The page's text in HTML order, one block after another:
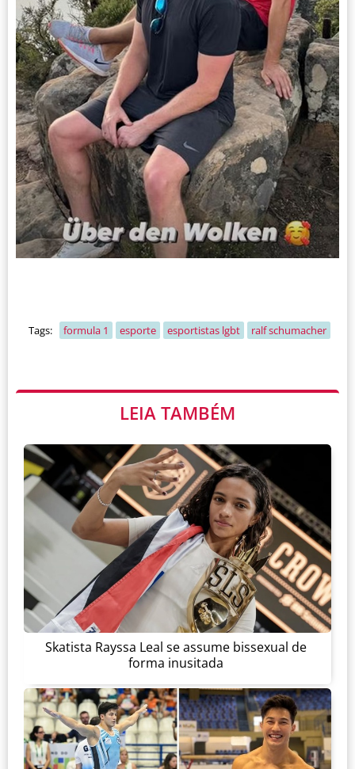
Tags: formula 1 esporte esportistas lgbt ralf schumacher
LEIA TAMBÉM
Skatista Rayssa Leal se assume bissexual de
forma inusitada